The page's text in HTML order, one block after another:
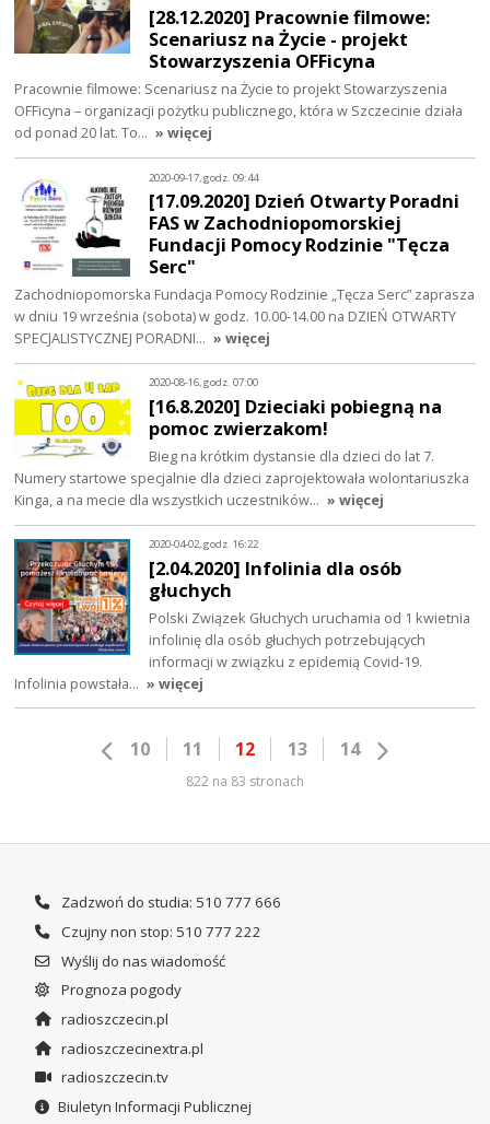
[28.12.2020] Pracownie filmowe:
Scenariusz na Życie - projekt
Stowarzyszenia OFFicyna
Pracownie filmowe: Scenariusz na Życie to projekt Stowarzyszenia
OFFicyna – organizacji pożytku publicznego, która w Szczecinie działa
od ponad 20 lat. To… » więcej
2020-09-17, godz. 09:44
[17.09.2020] Dzień Otwarty Poradni
FAS w Zachodniopomorskiej
Fundacji Pomocy Rodzinie "Tęcza
Serc"
Zachodniopomorska Fundacja Pomocy Rodzinie „Tęcza Serc” zaprasza
w dniu 19 września (sobota) w godz. 10.00-14.00 na DZIEŃ OTWARTY
SPECJALISTYCZNEJ PORADNI… » więcej
2020-08-16, godz. 07:00
[16.8.2020] Dzieciaki pobiegną na
pomoc zwierzakom!
Bieg na krótkim dystansie dla dzieci do lat 7.
Numery startowe specjalnie dla dzieci zaprojektowała wolontariuszka
Kinga, a na mecie dla wszystkich uczestników… » więcej
2020-04-02, godz. 16:22
[2.04.2020] Infolinia dla osób
głuchych
Polski Związek Głuchych uruchamia od 1 kwietnia
infolinię dla osób głuchych potrzebujących
informacji w związku z epidemią Covid-19.
Infolinia powstała… » więcej
10 11 12 13 14
822 na 83 stronach
Zadzwoń do studia: 510 777 666
Czujny non stop: 510 777 222
Wyślij do nas wiadomość
Prognoza pogody
radioszczecin.pl
radioszczecinextra.pl
radioszczecin.tv
Biuletyn Informacji Publicznej